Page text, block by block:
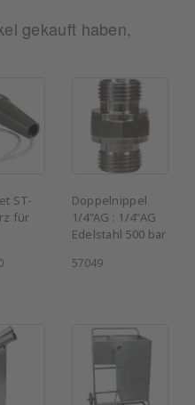
gekauft haben,
ST-
für
Doppelnippel
1/4"AG : 1/4"AG
Edelstahl 500 bar
57049